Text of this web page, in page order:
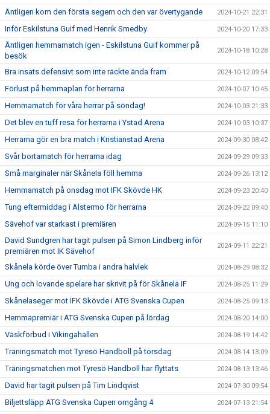
Äntligen kom den första segern och den var övertygande 2024-10-21 22:31
Inför Eskilstuna Guif med Henrik Smedby 2024-10-20 17:33
Äntligen hemmamatch igen - Eskilstuna Guif kommer på
besök
2024-10-18 10:28
Bra insats defensivt som inte räckte ända fram 2024-10-12 09:54
Förlust på hemmaplan för herrarna 2024-10-07 10:45
Hemmamatch för våra herrar på söndag! 2024-10-03 21:33
Det blev en tuff resa för herrarna i Ystad Arena 2024-10-03 10:37
Herrarna gör en bra match i Kristianstad Arena 2024-09-30 08:42
Svår bortamatch för herrarna idag 2024-09-29 09:33
Små marginaler när Skånela föll hemma 2024-09-26 13:12
Hemmamatch på onsdag mot IFK Skövde HK 2024-09-23 20:40
Tung eftermiddag i Alstermo för herrarna 2024-09-22 09:40
Sävehof var starkast i premiären 2024-09-15 11:10
David Sundgren har tagit pulsen på Simon Lindberg inför
premiären mot IK Sävehof
2024-09-11 22:21
Skånela körde över Tumba i andra halvlek 2024-08-29 08:32
Ung och lovande spelare har skrivit på för Skånela IF 2024-08-25 11:29
Skånelaseger mot IFK Skövde i ATG Svenska Cupen 2024-08-25 09:13
Hemmapremiär i ATG Svenska Cupen på lördag 2024-08-20 14:00
Väskförbud i Vikingahallen 2024-08-19 14:42
Träningsmatch mot Tyresö Handboll på torsdag 2024-08-14 13:09
Träningsmatchen mot Tyresö Handboll har flyttats 2024-08-13 13:46
David har tagit pulsen på Tim Lindqvist 2024-07-30 09:54
Biljettsläpp ATG Svenska Cupen omgång 4 2024-07-13 21:54